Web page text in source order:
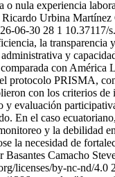
nula experiencia
Ricardo Urbina Martínez
06-30 28 1 10.37117/
la
y
con
protocolo PRISMA,
con los criterios
y evaluación
En el caso
y la
la necesidad de
Basantes Camacho
licenses/by-nc-nd/4.0